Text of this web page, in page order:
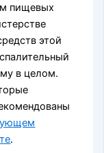
пищевых
этой
в целом.
.